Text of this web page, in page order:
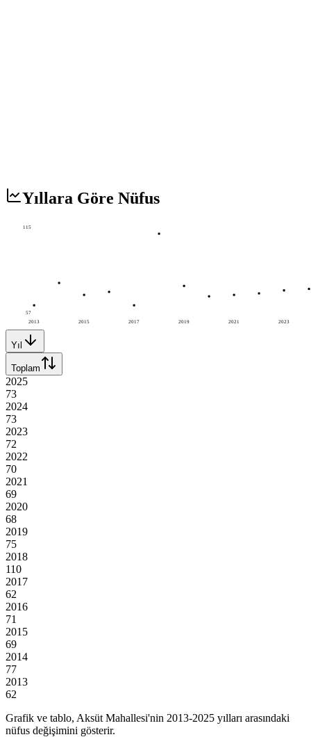
Yıllara Göre Nüfus
2013 2015 2017 2019 2021 2023
115
57
Yıl
Toplam
2025
73
2024
73
2023
72
2022
70
2021
69
2020
68
2019
75
2018
110
2017
62
2016
71
2015
69
2014
77
2013
62
Grafik ve tablo, Aksüt Mahallesi'nin 2013-2025 yılları arasındaki
nüfus değişimini gösterir.